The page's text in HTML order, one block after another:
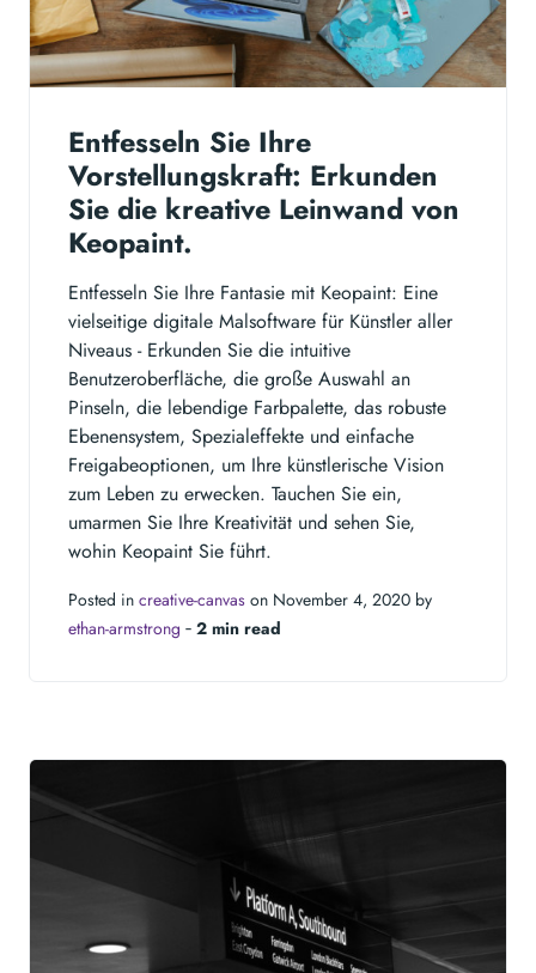
Entfesseln Sie Ihre
Vorstellungskraft: Erkunden
Sie die kreative Leinwand von
Keopaint.
Entfesseln Sie Ihre Fantasie mit Keopaint: Eine
vielseitige digitale Malsoftware für Künstler aller
Niveaus - Erkunden Sie die intuitive
Benutzeroberfläche, die große Auswahl an
Pinseln, die lebendige Farbpalette, das robuste
Ebenensystem, Spezialeffekte und einfache
Freigabeoptionen, um Ihre künstlerische Vision
zum Leben zu erwecken. Tauchen Sie ein,
umarmen Sie Ihre Kreativität und sehen Sie,
wohin Keopaint Sie führt.
Posted in creative-canvas on November 4, 2020 by
ethan-armstrong ‐ 2 min read